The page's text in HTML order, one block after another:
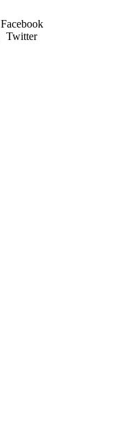
Facebook
Twitter